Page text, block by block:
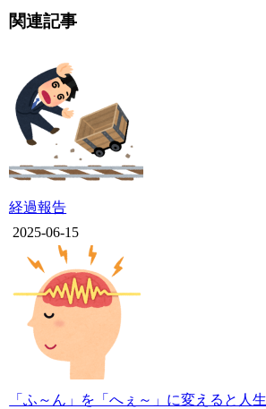
関連記事
経過報告
2025-06-15
「ふ～ん」を「へぇ～」に変えると人生